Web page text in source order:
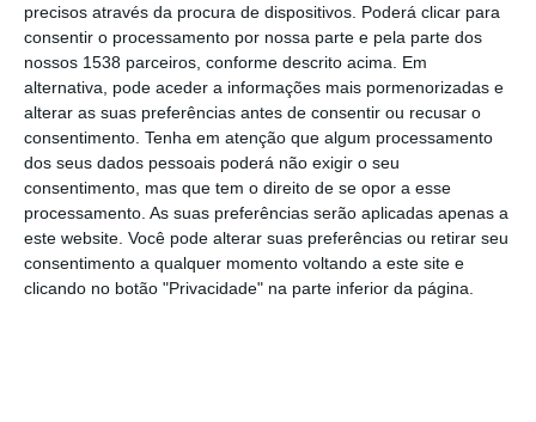
precisos através da procura de dispositivos. Poderá clicar para
consentir o processamento por nossa parte e pela parte dos
nossos 1538 parceiros, conforme descrito acima. Em
alternativa, pode aceder a informações mais pormenorizadas e
alterar as suas preferências antes de consentir ou recusar o
consentimento. Tenha em atenção que algum processamento
dos seus dados pessoais poderá não exigir o seu
consentimento, mas que tem o direito de se opor a esse
processamento. As suas preferências serão aplicadas apenas a
este website. Você pode alterar suas preferências ou retirar seu
consentimento a qualquer momento voltando a este site e
clicando no botão "Privacidade" na parte inferior da página.
Realizaram-se este domingo, 12 de outubro,
as eleições autárquicas, que definem os
autarcas para os próximos quatro anos.
Na União de Freguesias de Cartaxo e Vale da
Pinta o vencedor foi o PSD.
Eis os resultados provisórios oficiais: